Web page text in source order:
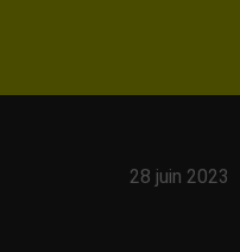
28 juin 2023